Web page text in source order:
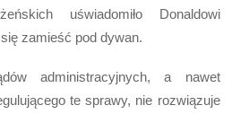
uświadomiło Donaldowi
zamieść pod dywan.
administracyjnych, a nawet
te sprawy, nie rozwiązuje